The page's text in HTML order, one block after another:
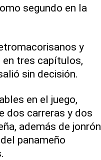
segundo en la
y
tres capítulos,
sin decisión.
en el juego,
dos carreras y dos
además de jonrón
panameño